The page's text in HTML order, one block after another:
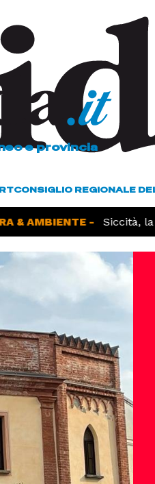
e provincia
CONSIGLIO REGIONALE
& AMBIENTE - Siccità, la